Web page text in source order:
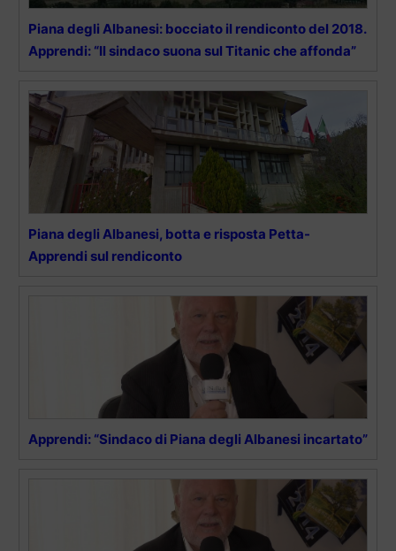
Piana degli Albanesi: bocciato il rendiconto del 2018.
Apprendi: “Il sindaco suona sul Titanic che affonda”
Piana degli Albanesi, botta e risposta Petta-
Apprendi sul rendiconto
Apprendi: “Sindaco di Piana degli Albanesi incartato”